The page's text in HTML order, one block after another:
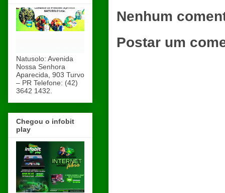
Nenhum
Postar um
Natusolo: Avenida
Nossa Senhora
Aparecida, 903 Turvo
– PR Telefone: (42)
3642 1432.
Chegou o infobit
play